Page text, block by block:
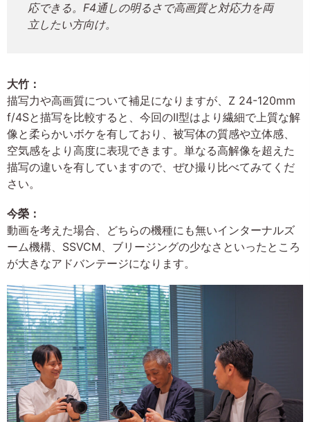
応できる。F4通しの明るさで高画質と対応力を両
立したい方向け。
大竹：
描写力や高画質について補足になりますが、Z 24-120mm
f/4Sと描写を比較すると、今回のII型はより繊細で上質な解
像と柔らかいボケを有しており、被写体の質感や立体感、
空気感をより高度に表現できます。単なる高解像を超えた
描写の違いを有していますので、ぜひ撮り比べてみてくだ
さい。
今榮：
動画を考えた場合、どちらの機種にも無いインターナルズ
ーム機構、SSVCM、ブリージングの少なさといったところ
が大きなアドバンテージになります。